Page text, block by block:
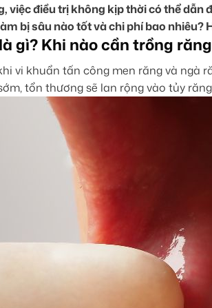
việc điều trị không kịp thời có thể
bị sâu nào tốt và chi phí bao
gì? Khi nào cần trồng
vi khuẩn tấn công men răng và ngà
tổn thương sẽ lan rộng vào tủy